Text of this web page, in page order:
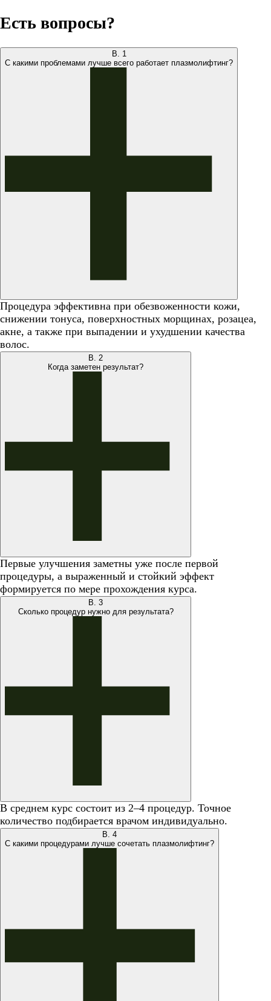
Есть вопросы?
В. 1
С какими проблемами лучше всего работает плазмолифтинг?
Процедура эффективна при обезвоженности кожи,
снижении тонуса, поверхностных морщинах, розацеа,
акне, а также при выпадении и ухудшении качества
волос.
В. 2
Когда заметен результат?
Первые улучшения заметны уже после первой
процедуры, а выраженный и стойкий эффект
формируется по мере прохождения курса.
В. 3
Сколько процедур нужно для результата?
В среднем курс состоит из 2–4 процедур. Точное
количество подбирается врачом индивидуально.
В. 4
С какими процедурами лучше сочетать плазмолифтинг?